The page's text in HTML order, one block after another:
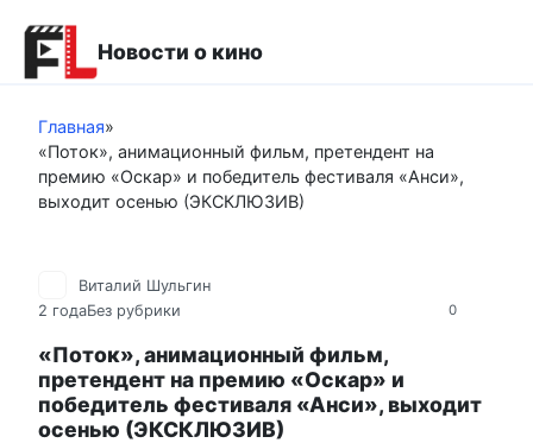
контенту
Новости о кино
Главная»
«Поток», анимационный фильм, претендент на
премию «Оскар» и победитель фестиваля «Анси»,
выходит осенью (ЭКСКЛЮЗИВ)
0
Виталий Шульгин
2 годаБез рубрики
«Поток», анимационный фильм,
претендент на премию «Оскар» и
победитель фестиваля «Анси», выходит
осенью (ЭКСКЛЮЗИВ)